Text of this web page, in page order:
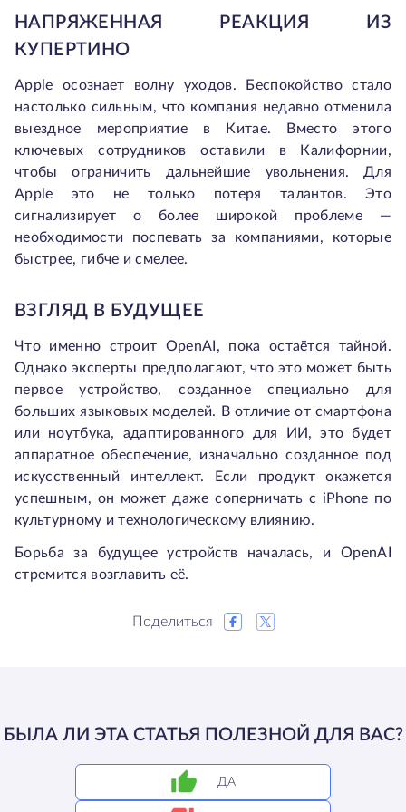
НАПРЯЖЕННАЯ РЕАКЦИЯ ИЗ
КУПЕРТИНО
Apple осознает волну уходов. Беспокойство стало
настолько сильным, что компания недавно отменила
выездное мероприятие в Китае. Вместо этого
ключевых сотрудников оставили в Калифорнии,
чтобы ограничить дальнейшие увольнения. Для
Apple это не только потеря талантов. Это
сигнализирует о более широкой проблеме —
необходимости поспевать за компаниями, которые
быстрее, гибче и смелее.
ВЗГЛЯД В БУДУЩЕЕ
Что именно строит OpenAI, пока остаётся тайной.
Однако эксперты предполагают, что это может быть
первое устройство, созданное специально для
больших языковых моделей. В отличие от смартфона
или ноутбука, адаптированного для ИИ, это будет
аппаратное обеспечение, изначально созданное под
искусственный интеллект. Если продукт окажется
успешным, он может даже соперничать с iPhone по
культурному и технологическому влиянию.
Борьба за будущее устройств началась, и OpenAI
стремится возглавить её.
Поделиться
БЫЛА ЛИ ЭТА СТАТЬЯ ПОЛЕЗНОЙ ДЛЯ ВАС?
ДА